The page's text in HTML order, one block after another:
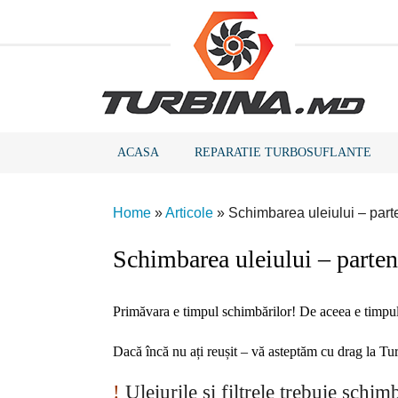
ACASA REPARATIE TURBOSUFLANTE
Home »Articole » Schimbarea uleiului –
Schimbarea uleiului –
Primăvara e timpul schimbărilor! De aceea e
Dacă încă nu ați reușit – vă asteptăm cu drag la
! Uleiurile și filtrele trebuie